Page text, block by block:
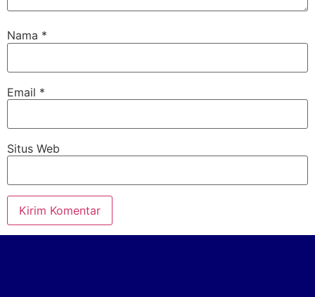
Nama *
Email *
Situs Web